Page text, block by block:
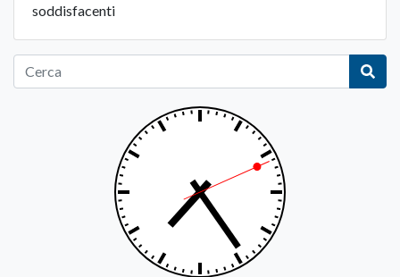
soddisfacenti